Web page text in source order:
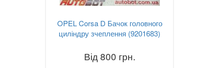
OPEL Corsa D Бачок головного
циліндру зчеплення (9201683)
Від 800 грн.